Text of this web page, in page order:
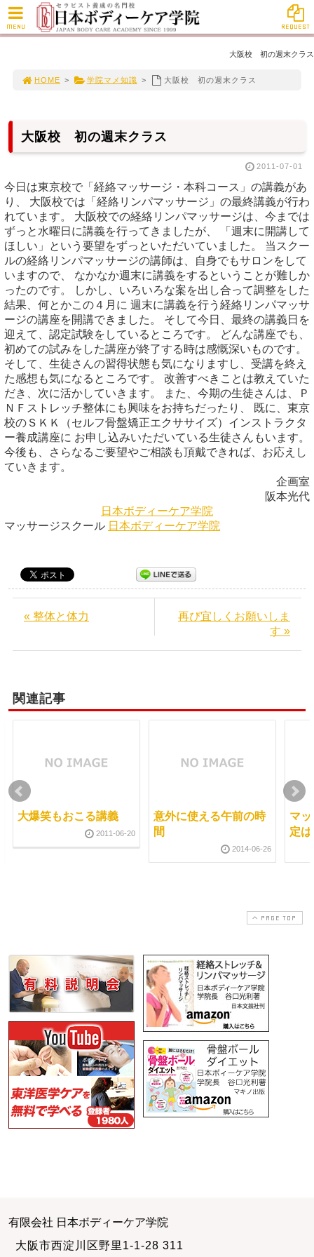
大阪校 初の週末クラス
HOME > 学院マメ知識 > 大阪校 初の週末クラス
大阪校 初の週末クラス
2011-07-01
今日は東京校で「経絡マッサージ・本科コース」の講義があ
り、 大阪校では「経絡リンパマッサージ」の最終講義が行わ
れています。 大阪校での経絡リンパマッサージは、今までは
ずっと水曜日に講義を行ってきましたが、 「週末に開講して
ほしい」という要望をずっといただいていました。 当スクー
ルの経絡リンパマッサージの講師は、自身でもサロンをして
いますので、 なかなか週末に講義をするということが難しか
ったのです。 しかし、いろいろな案を出し合って調整をした
結果、何とかこの４月に 週末に講義を行う経絡リンパマッサ
ージの講座を開講できました。 そして今日、最終の講義日を
迎えて、認定試験をしているところです。 どんな講座でも、
初めての試みをした講座が終了する時は感慨深いものです。
そして、生徒さんの習得状態も気になりますし、受講を終え
た感想も気になるところです。 改善すべきことは教えていた
だき、次に活かしていきます。 また、今期の生徒さんは、Ｐ
ＮＦストレッチ整体にも興味をお持ちだったり、 既に、東京
校のＳＫＫ（セルフ骨盤矯正エクササイズ）インストラクタ
ー養成講座に お申し込みいただいている生徒さんもいます。
今後も、さらなるご要望やご相談も頂戴できれば、お応えし
ていきます。
企画室
阪本光代
日本ボディーケア学院
マッサージスクール 日本ボディーケア学院
« 整体と体力
再び宜しくお願いしま
す »
関連記事
大爆笑もおこる講義
2011-06-20
意外に使える午前の時
間
2014-06-26
マ
定
PAGE TOP
有限会社 日本ボディーケア学院
大阪市西淀川区野里1-1-28 311
MENU REQUEST